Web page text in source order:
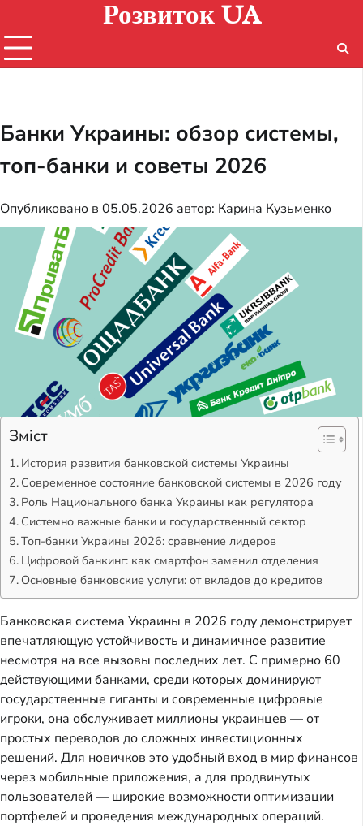
содержимому
Розвиток UA
Банки Украины: обзор системы,
топ-банки и советы 2026
Опубликовано в 05.05.2026 автор: Карина Кузьменко
Зміст
История развития банковской системы Украины
Современное состояние банковской системы в 2026 году
Роль Национального банка Украины как регулятора
Системно важные банки и государственный сектор
Топ-банки Украины 2026: сравнение лидеров
Цифровой банкинг: как смартфон заменил отделения
Основные банковские услуги: от вкладов до кредитов
Банковская система Украины в 2026 году демонстрирует
впечатляющую устойчивость и динамичное развитие
несмотря на все вызовы последних лет. С примерно 60
действующими банками, среди которых доминируют
государственные гиганты и современные цифровые
игроки, она обслуживает миллионы украинцев — от
простых переводов до сложных инвестиционных
решений. Для новичков это удобный вход в мир финансов
через мобильные приложения, а для продвинутых
пользователей — широкие возможности оптимизации
портфелей и проведения международных операций.